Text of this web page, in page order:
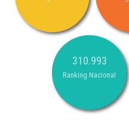
310.993
Ranking Nacional